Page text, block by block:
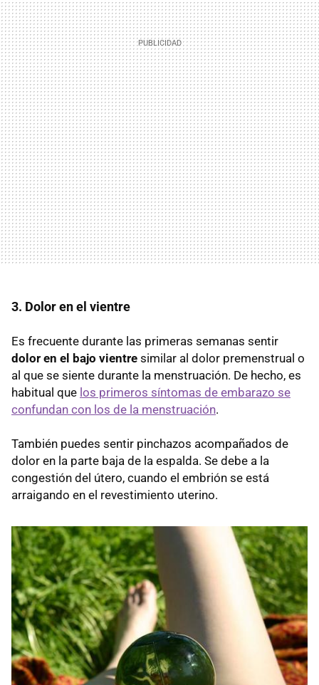
3. Dolor en el vientre
Es frecuente durante las primeras semanas sentir
dolor en el bajo vientre similar al dolor premenstrual o
al que se siente durante la menstruación. De hecho, es
habitual que los primeros síntomas de embarazo se
confundan con los de la menstruación.
También puedes sentir pinchazos acompañados de
dolor en la parte baja de la espalda. Se debe a la
congestión del útero, cuando el embrión se está
arraigando en el revestimiento uterino.